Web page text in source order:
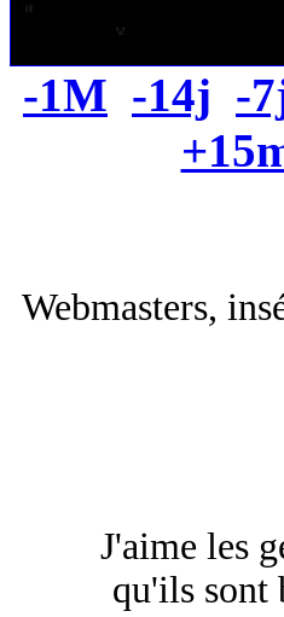
-1M -14j -
Webmasters,
J'aime les
qu'ils sont